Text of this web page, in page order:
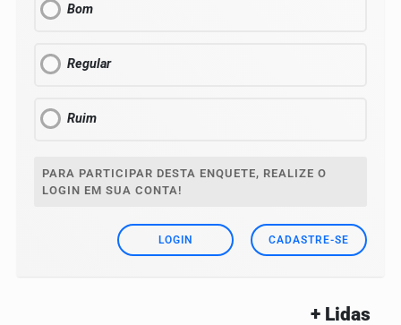
Bom
Regular
Ruim
PARA PARTICIPAR DESTA ENQUETE, REALIZE O
LOGIN EM SUA CONTA!
LOGIN CADASTRE-SE
+ Lidas